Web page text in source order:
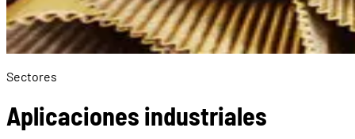
Sectores
Aplicaciones industriales